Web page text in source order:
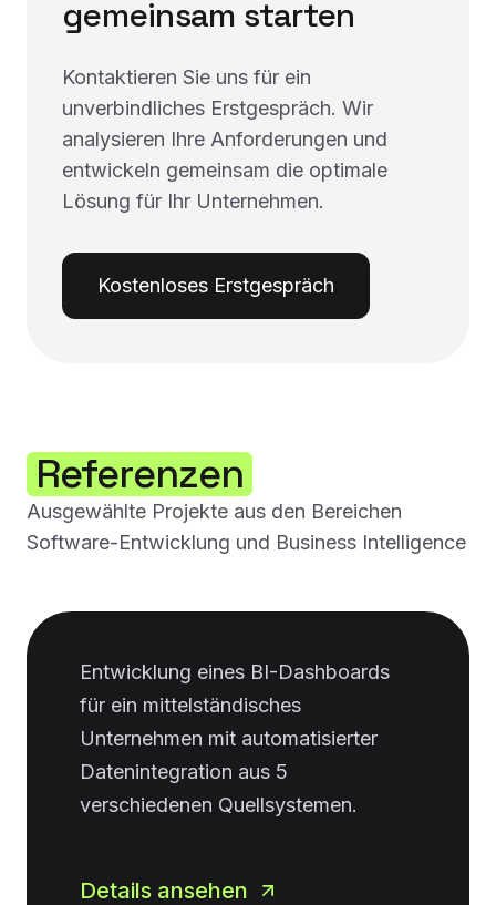
gemeinsam starten
Kontaktieren Sie uns für ein
unverbindliches Erstgespräch. Wir
analysieren Ihre Anforderungen und
entwickeln gemeinsam die optimale
Lösung für Ihr Unternehmen.
Kostenloses Erstgespräch
Referenzen
Ausgewählte Projekte aus den Bereichen
Software-Entwicklung und Business Intelligence
Entwicklung eines BI-Dashboards
für ein mittelständisches
Unternehmen mit automatisierter
Datenintegration aus 5
verschiedenen Quellsystemen.
Details ansehen